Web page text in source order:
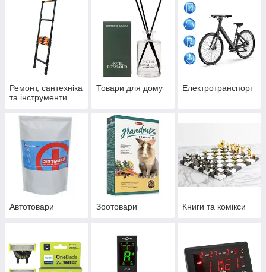
Ремонт, сантехніка
та інструменти
Товари для дому Електротранспорт
Автотовари Зоотовари Книги та комікси